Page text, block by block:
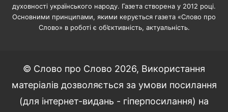
духовності українського народу. Газета створена у 2012 році.
Основними принципами, якими керується газета «Слово про
Слово» в роботі є об’єктивність, актуальність.
© Слово про Слово 2026, Використання
матеріалів дозволяється за умови посилання
(для інтернет-видань - гіперпосилання) на